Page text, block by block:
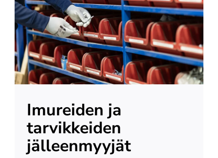
Yhteystiedot
Imureiden ja
tarvikkeiden
jälleenmyyjät